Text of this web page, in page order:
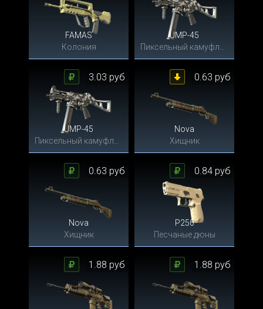
FAMAS
Колония
UMP-45
UMP-45
3.03 руб
Nova
Хищник
0.63 руб
Nova
Хищник
0.63 руб
P250
Песчаные дюны
0.84 руб
1.88 руб 1.88 руб